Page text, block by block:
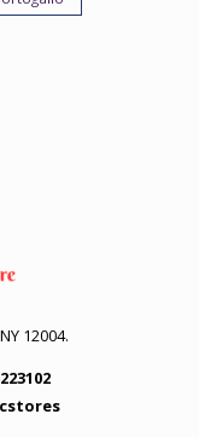
12004.